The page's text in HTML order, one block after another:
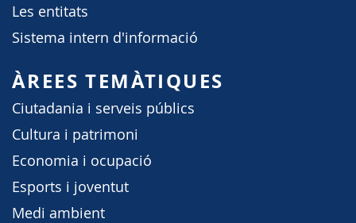
Les entitats
Sistema intern d'informació
ÀREES TEMÀTIQUES
Ciutadania i serveis públics
Cultura i patrimoni
Economia i ocupació
Esports i joventut
Medi ambient